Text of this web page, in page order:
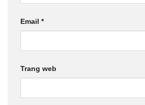
Email *
Trang web